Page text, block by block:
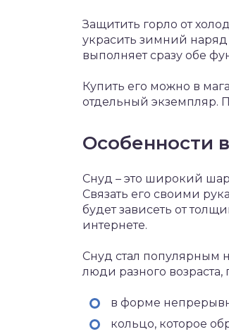
Защитить горло от
украсить зимний
выполняет сразу обе
Купить его можно в
отдельный экземпляр.
Особенности
Снуд – это широкий
Связать его своими
будет зависеть от
интернете.
Снуд стал популярным
люди разного возраста,
в форме
кольцо, которое